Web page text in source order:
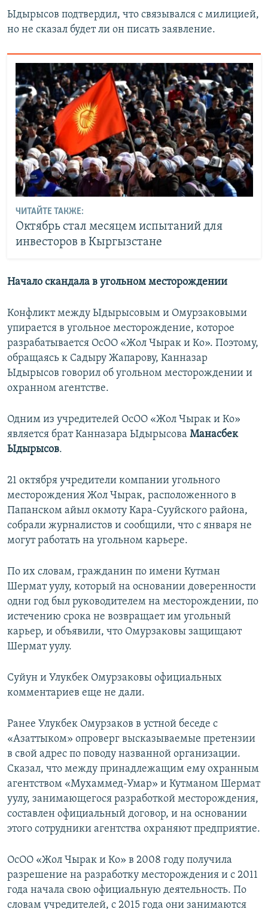
Ыдырысов подтвердил, что связывался с милицией,
но не сказал будет ли он писать заявление.
ЧИТАЙТЕ ТАКЖЕ:
Октябрь стал месяцем испытаний для
инвесторов в Кыргызстане
Начало скандала в угольном месторождении
Конфликт между Ыдырысовым и Омурзаковыми
упирается в угольное месторождение, которое
разрабатывается ОсОО «Жол Чырак и Ко». Поэтому,
обращаясь к Садыру Жапарову, Канназар
Ыдырысов говорил об угольном месторождении и
охранном агентстве.
Одним из учредителей ОсОО «Жол Чырак и Ко»
является брат Канназара Ыдырысова Манасбек
Ыдырысов.
21 октября учредители компании угольного
месторождения Жол Чырак, расположенного в
Папанском айыл окмоту Кара-Сууйского района,
собрали журналистов и сообщили, что с января не
могут работать на угольном карьере.
По их словам, гражданин по имени Кутман
Шермат уулу, который на основании доверенности
одни год был руководителем на месторождении, по
истечению срока не возвращает им угольный
карьер, и объявили, что Омурзаковы защищают
Шермат уулу.
Суйун и Улукбек Омурзаковы официальных
комментариев еще не дали.
Ранее Улукбек Омурзаков в устной беседе с
«Азаттыком» опроверг высказываемые претензии
в свой адрес по поводу названной организации.
Сказал, что между принадлежащим ему охранным
агентством «Мухаммед-Умар» и Кутманом Шермат
уулу, занимающегося разработкой месторождения,
составлен официальный договор, и на основании
этого сотрудники агентства охраняют предприятие.
ОсОО «Жол Чырак и Ко» в 2008 году получила
разрешение на разработку месторождения и с 2011
года начала свою официальную деятельность. По
словам учредителей, с 2015 года они занимаются